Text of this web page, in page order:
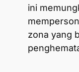
ini
zona yang